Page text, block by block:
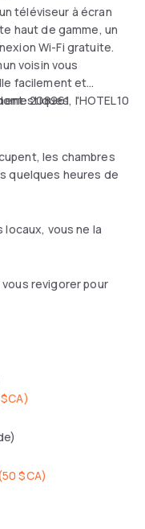
téléviseur à écran
haut de gamme, un
Wi-Fi gratuite.
voisin vous
facilement et
l'HOTEL10
208961
les chambres
quelques heures de
vous ne la
revigorer pour
)
50 $CA)